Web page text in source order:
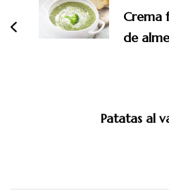
entradas
Crema
de
Patatas al